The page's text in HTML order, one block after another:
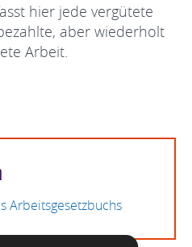
hier jede vergütete
aber wiederholt
Arbeit.
Arbeitsgesetzbuchs